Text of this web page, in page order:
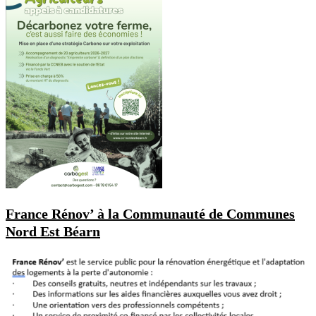
France Rénov’ à la Communauté de Communes
Nord Est Béarn